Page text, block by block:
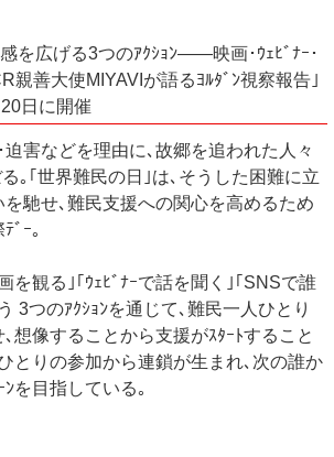
を広げる3つのｱｸｼｮﾝ——映画･ｳｪﾋﾞﾅｰ･
親善大使MIYAVIが語るﾖﾙﾀﾞﾝ視察報告｣
日に開催
害などを理由に､故郷を追われた人々
｡｢世界難民の日｣は､そうした困難に立
馳せ､難民支援への関心を高めるため
ﾞｰ｡
を観る｣｢ｳｪﾋﾞﾅｰで話を聞く｣｢SNSで誰
3つのｱｸｼｮﾝを通じて､難民一人ひとり
想像することから支援がｽﾀｰﾄすること
とりの参加から連鎖が生まれ､次の誰か
を目指している｡